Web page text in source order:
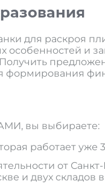
для раскроя
особенностей и
формирования
вы выбираете:
работает уже
от Санкт-
и двух складов